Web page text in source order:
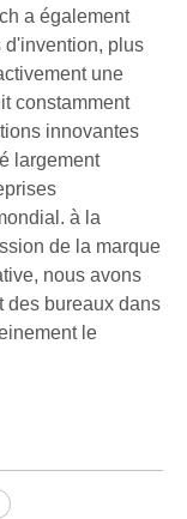
a également
d'invention, plus
une
constamment
innovantes
largement
à la
de la marque
nous avons
des bureaux dans
le